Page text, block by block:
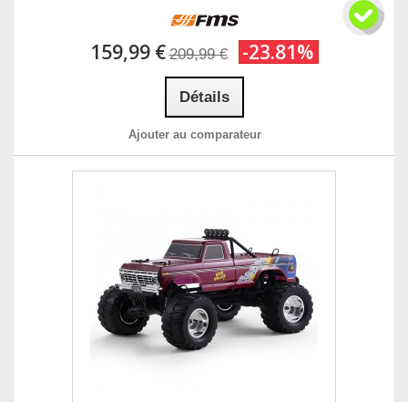
159,99 € 209,99 € -23.81%
Détails
Ajouter au comparateur